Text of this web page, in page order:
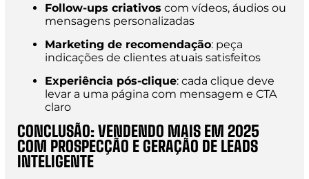
Follow-ups criativos com vídeos, áudios ou
mensagens personalizadas
Marketing de recomendação: peça
indicações de clientes atuais satisfeitos
Experiência pós-clique: cada clique deve
levar a uma página com mensagem e CTA
claro
CONCLUSÃO: VENDENDO MAIS EM 2025
COM PROSPECÇÃO E GERAÇÃO DE LEADS
INTELIGENTE